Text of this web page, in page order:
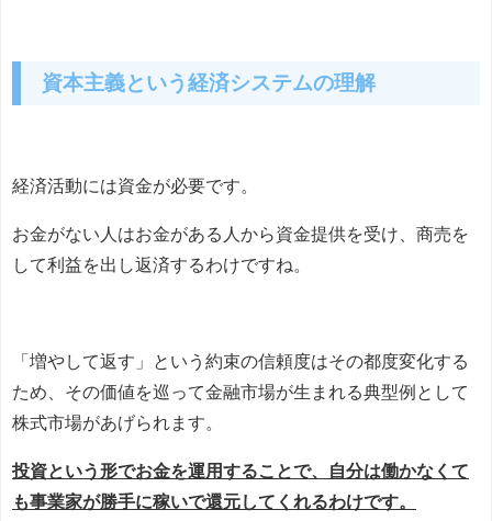
資本主義という経済システムの理解
経済活動には資金が必要です。
お金がない人はお金がある人から資金提供を受け、商売を
して利益を出し返済するわけですね。
「増やして返す」という約束の信頼度はその都度変化する
ため、その価値を巡って金融市場が生まれる典型例として
株式市場があげられます。
投資という形でお金を運用することで、自分は働かなくて
も事業家が勝手に稼いで還元してくれるわけです。